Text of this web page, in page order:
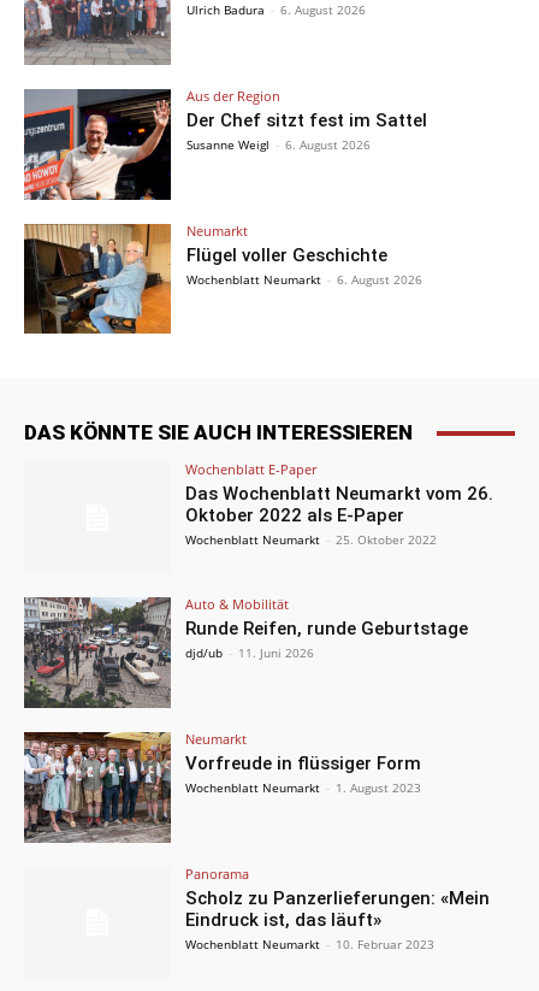
Ulrich Badura - 6. August 2026
Aus der Region
Der Chef sitzt fest im Sattel
Susanne Weigl - 6. August 2026
Neumarkt
Flügel voller Geschichte
Wochenblatt Neumarkt - 6. August 2026
DAS KÖNNTE SIE AUCH INTERESSIEREN
Wochenblatt E-Paper
Das Wochenblatt Neumarkt vom 26.
Oktober 2022 als E-Paper
Wochenblatt Neumarkt - 25. Oktober 2022
Auto & Mobilität
Runde Reifen, runde Geburtstage
djd/ub - 11. Juni 2026
Neumarkt
Vorfreude in flüssiger Form
Wochenblatt Neumarkt - 1. August 2023
Panorama
Scholz zu Panzerlieferungen: «Mein
Eindruck ist, das läuft»
Wochenblatt Neumarkt - 10. Februar 2023